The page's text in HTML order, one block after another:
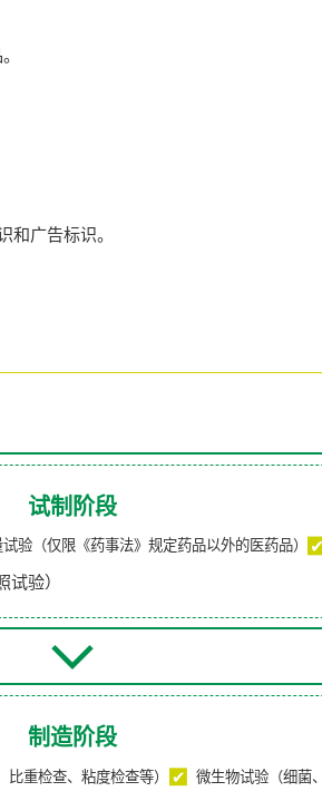
和广告标识。
试制阶段
试验（仅限《药事法》规定药品以外的医药品）
试验）
制造阶段
比重检查、粘度检查等）
微生物试验（细菌